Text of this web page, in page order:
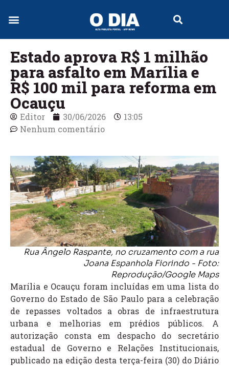
Estado aprova R$ 1 milhão
para asfalto em Marília e
R$ 100 mil para reforma em
Ocauçu
Editor 30/06/2026
13:05
Nenhum comentário
Rua Ângelo Raspante, no cruzamento com a rua
Joana Espanhola Fiorindo - Foto:
Reprodução/Google Maps
Marília e Ocauçu foram incluídas em uma lista do
Governo do Estado de São Paulo para a celebração
de repasses voltados a obras de infraestrutura
urbana e melhorias em prédios públicos. A
autorização consta em despacho do secretário
estadual de Governo e Relações Institucionais,
publicado na edição desta terça-feira (30) do Diário